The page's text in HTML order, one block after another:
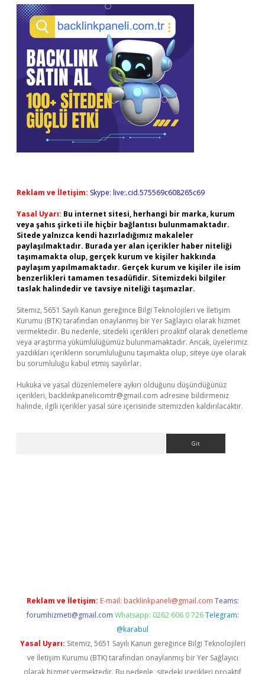
Reklam ve İletişim: Skype: live:.cid.575569c608265c69
Yasal Uyarı: Bu internet sitesi, herhangi bir marka, kurum
veya şahıs şirketi ile hiçbir bağlantısı bulunmamaktadır.
Sitede yalnızca kendi hazırladığımız makaleler
paylaşılmaktadır. Burada yer alan içerikler haber niteliği
taşımamakta olup, gerçek kurum ve kişiler hakkında
paylaşım yapılmamaktadır. Gerçek kurum ve kişiler ile isim
benzerlikleri tamamen tesadüfidir. Sitemizdeki bilgiler
taslak halindedir ve tavsiye niteliği taşımazlar.
Sitemiz, 5651 Sayılı Kanun gereğince Bilgi Teknolojileri ve İletişim
Kurumu (BTK) tarafından onaylanmış bir Yer Sağlayıcı olarak hizmet
vermektedir. Bu nedenle, sitedeki içerikleri proaktif olarak denetleme
veya araştırma yükümlülüğümüz bulunmamaktadır. Ancak, üyelerimiz
yazdıkları içeriklerin sorumluluğunu taşımakta olup, siteye üye olarak
bu sorumluluğu kabul etmiş sayılırlar.
Hukuka ve yasal düzenlemelere aykırı olduğunu düşündüğünüz
içerikleri, backlinkpanelicomtr@gmail.com adresine bildirmeniz
halinde, ilgili içerikler yasal süre içerisinde sitemizden kaldırılacaktır.
Reklam ve İletişim: E-mail: backlinkpaneli@gmail.com Teams:
forumhizmeti@gmail.com Whatsapp: 0262 606 0 726 Telegram:
@karabul
Yasal Uyarı: Sitemiz, 5651 Sayılı Kanun gereğince Bilgi Teknolojileri
ve İletişim Kurumu (BTK) tarafından onaylanmış bir Yer Sağlayıcı
olarak hizmet vermektedir. Bu nedenle, sitedeki içerikleri proaktif